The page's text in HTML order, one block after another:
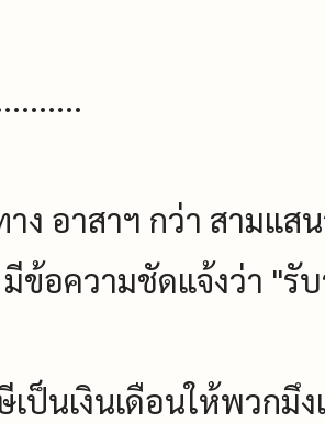
าง อาสาฯ กว่า สามแ
ข้อความชัดแจ้งว่า "รั
เป็นเงินเดือนให้พวก